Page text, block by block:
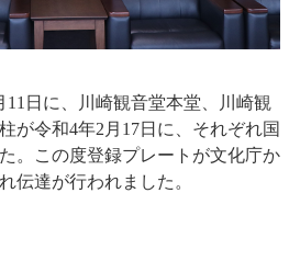
11日に、川崎観音堂本堂、川崎観
が令和4年2月17日に、それぞれ国
。この度登録プレートが文化庁か
伝達が行われました。